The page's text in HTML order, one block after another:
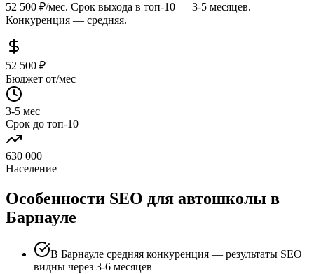
52 500 ₽/мес. Срок выхода в топ-10 — 3-5 месяцев.
Конкуренция — средняя.
52 500 ₽
Бюджет от/мес
3-5 мес
Срок до топ-10
630 000
Население
Особенности SEO для автошколы в
Барнауле
В Барнауле средняя конкуренция — результаты SEO
видны через 3-6 месяцев